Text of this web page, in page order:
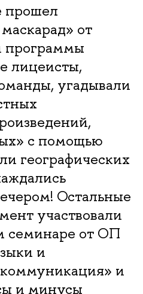
прошел
от
программы
лицеисты,
угадывали
с помощью
географических
Остальные
участвовали
семинаре от ОП
и
и
и минусы